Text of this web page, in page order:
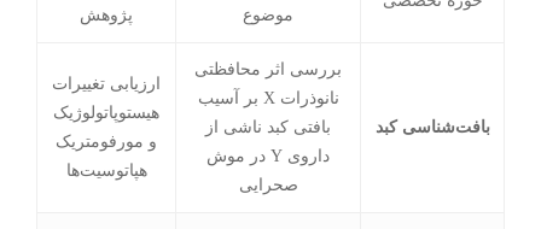
موضوع
پژوهش
بافت‌شناسی کبد
بررسی اثر محافظتی
نانوذرات X بر آسیب
بافتی کبد ناشی از
داروی Y در موش
صحرایی
ارزیابی تغییرات
هیستوپاتولوژیک
و مورفومتریک
هپاتوسیت‌ها